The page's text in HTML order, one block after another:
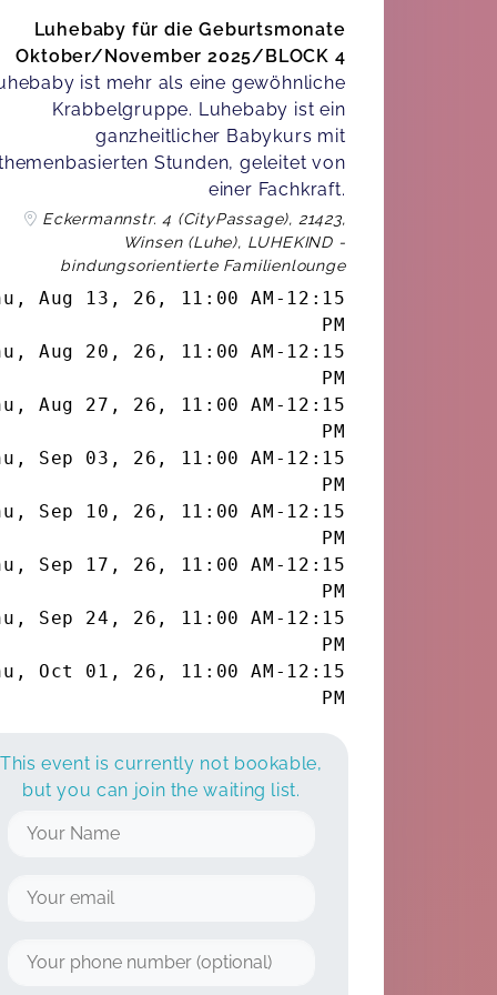
Luhebaby für die Geburtsmonate
Oktober/November 2025/BLOCK 4
ist mehr als eine gewöhnliche
Krabbelgruppe. Luhebaby ist ein
ganzheitlicher Babykurs mit
Stunden, geleitet von
einer Fachkraft.
Eckermannstr. 4 (CityPassage), 21423,
Winsen (Luhe), LUHEKIND -
bindungsorientierte Familienlounge
Aug 13, 26 , 11:00 AM - 12:15
PM
Aug 20, 26 , 11:00 AM - 12:15
PM
Aug 27, 26 , 11:00 AM - 12:15
PM
Sep 03, 26 , 11:00 AM - 12:15
PM
Sep 10, 26 , 11:00 AM - 12:15
PM
Sep 17, 26 , 11:00 AM - 12:15
PM
Sep 24, 26 , 11:00 AM - 12:15
PM
Oct 01, 26 , 11:00 AM - 12:15
PM
This event is currently not bookable,
but you can join the waiting list.